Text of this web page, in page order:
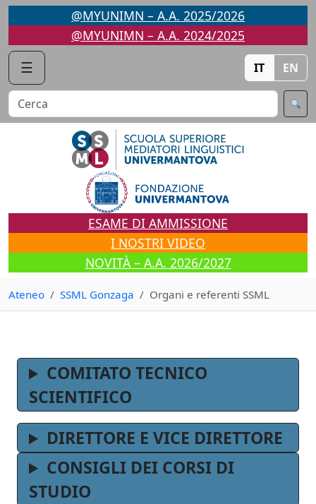
Vai
contenuto
@MYUNIMN – A.A. 2025/2026
@MYUNIMN – A.A. 2024/2025
☰ IT EN
ESAME DI AMMISSIONE
I NOSTRI VIDEO
NOVITÀ – A.A. 2026/2027
Ateneo SSML Gonzaga Organi e referenti SSML
COMITATO TECNICO
SCIENTIFICO
DIRETTORE E VICE DIRETTORE
CONSIGLI DEI CORSI DI
STUDIO